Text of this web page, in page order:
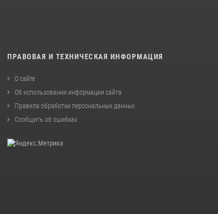
ПРАВОВАЯ И ТЕХНИЧЕСКАЯ ИНФОРМАЦИЯ
О сайте
Об использовании информации сайта
Правила обработки персональных данных
Сообщить об ошибках